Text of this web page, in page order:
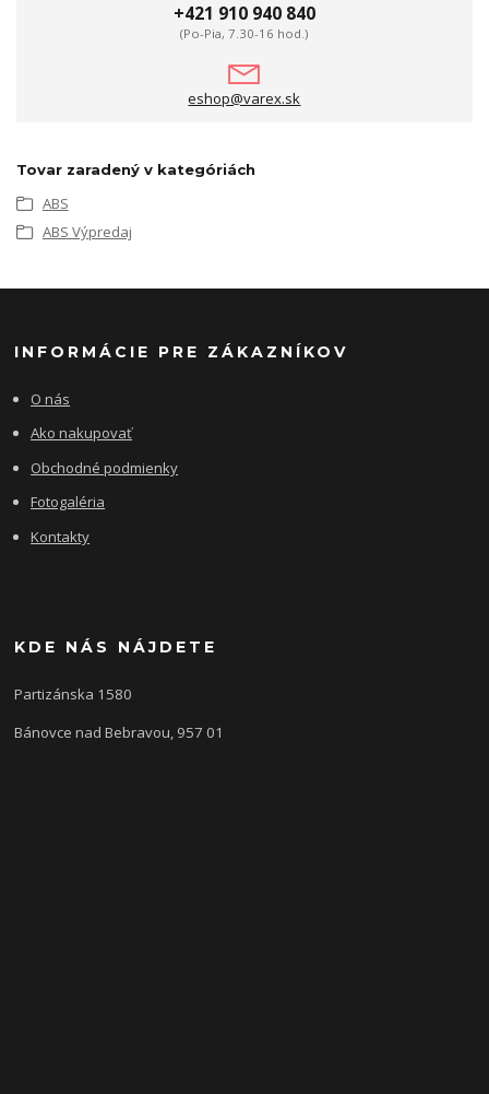
+421 910 940 840
(Po-Pia, 7.30-16 hod.)
eshop@varex.sk
Tovar zaradený v kategóriách
ABS
ABS Výpredaj
INFORMÁCIE PRE ZÁKAZNÍKOV
O nás
Ako nakupovať
Obchodné podmienky
Fotogaléria
Kontakty
KDE NÁS NÁJDETE
Partizánska 1580
Bánovce nad Bebravou, 957 01